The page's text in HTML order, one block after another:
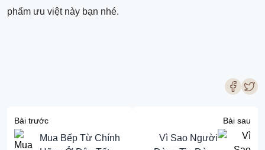
phẩm ưu việt này bạn nhé.
Bài trước
Mua Bếp Từ Chính
Bài sau
Vì Sao Người